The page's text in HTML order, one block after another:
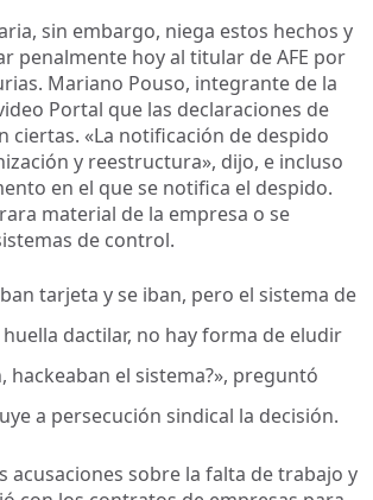
sin embargo, niega estos hechos y
penalmente hoy al titular de AFE por
Mariano Pouso, integrante de la
Portal que las declaraciones de
ciertas. «La notificación de despido
y reestructura», dijo, e incluso
en el que se notifica el despido.
material de la empresa o se
de control.
tarjeta y se iban, pero el sistema de
dactilar, no hay forma de eludir
hackeaban el sistema?», preguntó
a persecución sindical la decisión.
acusaciones sobre la falta de trabajo y